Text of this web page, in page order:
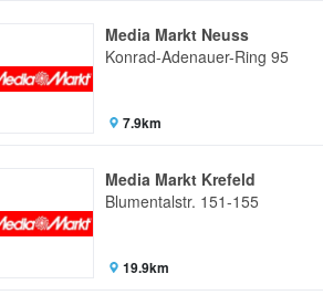
Media Markt Neuss
Konrad-Adenauer-Ring 95
7.9km
Media Markt Krefeld
Blumentalstr. 151-155
19.9km